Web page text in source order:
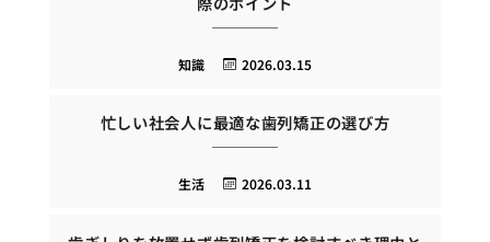
2026.03.15
知識
忙しい社会人に最適な歯列矯正の選び方
2026.03.11
生活